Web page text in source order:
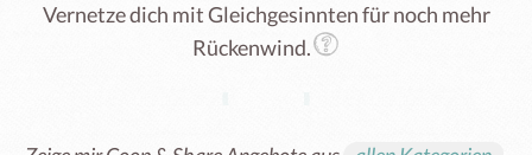
Vernetze dich mit Gleichgesinnten für noch mehr
Rückenwind.